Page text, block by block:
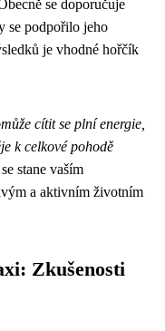
se doporučuje
se podpořilo jeho
je vhodné hořčík
cítit se plní energie,
k celkové pohodě
stane vaším
a aktivním životním
Zkušenosti